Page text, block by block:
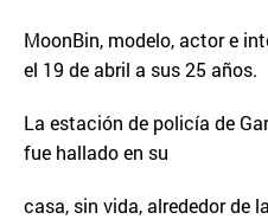
MoonBin, modelo, actor e
el 19 de abril a sus 25 años.
La estación de policía de
fue hallado en su
casa, sin vida, alrededor de